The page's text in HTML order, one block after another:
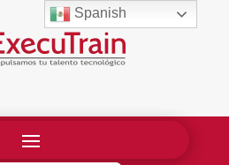
Spanish